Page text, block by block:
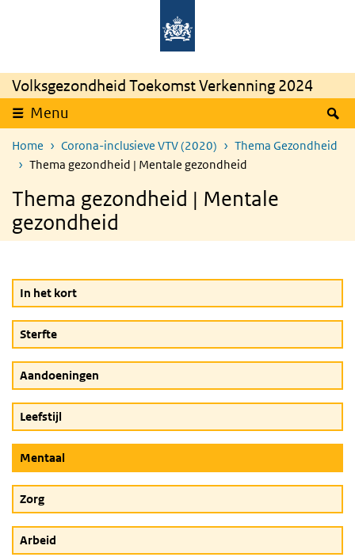
Overslaan en naar de inhoud gaan
Sport
Volksgezondheid Toekomst Verkenning 2024
Menu
Home Corona-inclusieve VTV (2020)
Thema Gezondheid
Thema gezondheid | Mentale gezondheid
Thema gezondheid | Mentale
gezondheid
In het kort
Sterfte
Aandoeningen
Leefstijl
Mentaal
Zorg
Arbeid